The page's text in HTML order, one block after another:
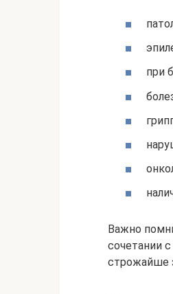
при
Важно
сочетании
строжайше